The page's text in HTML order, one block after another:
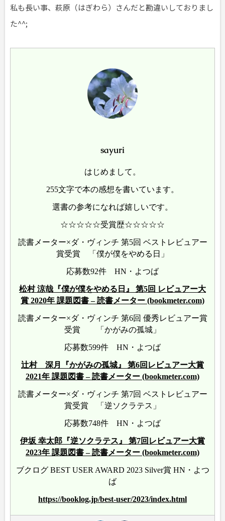
私も長い事、萩原（はぎわら）さんだと勘違いしておりまし
た^^;
sayuri
はじめまして。
255文字で本の感想を書いています。
選書の参考になれば嬉しいです。
☆☆☆☆☆受賞歴☆☆☆☆☆
読書メーター×ダ・ヴィンチ 第5回 ベストレビュアー
賞受賞 「僕が僕をやめる日」
応募数92件 HN・よつば
松村 涼哉『僕が僕をやめる日』 第5回 レビュアー大
賞 2020年 課題図書 – 読書メーター (bookmeter.com)
読書メーター×ダ・ヴィンチ 第6回 優秀レビュアー賞
受賞 「かがみの孤城」
応募数599件 HN・よつば
辻村 深月『かがみの孤城』 第6回レビュアー大賞
2021年 課題図書 – 読書メーター (bookmeter.com)
読書メーター×ダ・ヴィンチ 第7回 ベストレビュアー
賞受賞 「逆ソクラテス」
応募数748件 HN・よつば
伊坂 幸太郎『逆ソクラテス』 第7回レビュアー大賞
2023年 課題図書 – 読書メーター (bookmeter.com)
ブクログ BEST USER AWARD 2023 Silver賞 HN・よつ
ば
https://booklog.jp/best-user/2023/index.html